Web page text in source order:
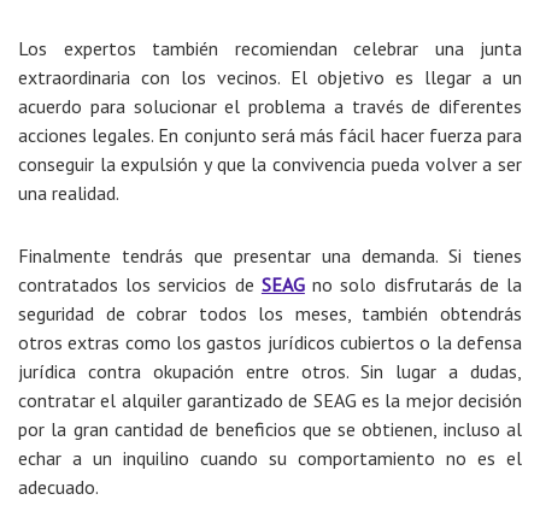
Los expertos también recomiendan celebrar una junta
extraordinaria con los vecinos. El objetivo es llegar a un
acuerdo para solucionar el problema a través de diferentes
acciones legales. En conjunto será más fácil hacer fuerza para
conseguir la expulsión y que la convivencia pueda volver a ser
una realidad.
Finalmente tendrás que presentar una demanda. Si tienes
contratados los servicios de SEAGno solo disfrutarás de la
seguridad de cobrar todos los meses, también obtendrás
otros extras como los gastos jurídicos cubiertos o la defensa
jurídica contra okupación entre otros. Sin lugar a dudas,
contratar el alquiler garantizado de SEAG es la mejor decisión
por la gran cantidad de beneficios que se obtienen, incluso al
echar a un inquilino cuando su comportamiento no es el
adecuado.